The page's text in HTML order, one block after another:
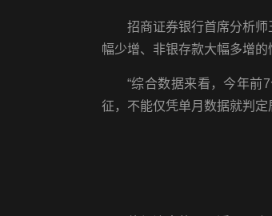
招商证券银行首席分析
幅少增、非银存款大幅多增的
“综合数据来看，今年前
征，不能仅凭单月数据就判定